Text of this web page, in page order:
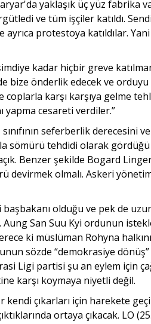
yaklaşık üç yüz fabrika
ve tüm işçiler katıldı.
protestoya katıldılar.
kadar hiçbir greve
bize önderlik edecek ve
karşı karşıya gelme
yapma cesareti verdiler.”
seferberlik derecesini
sömürü tehdidi olarak
Benzer şekilde Bogard
devirmek olmalı. Askeri
başbakanı olduğu ve pek de
San Suu Kyi ordunun
ki müslüman Rohyna
sözde “demokrasiye dönüş”
Ligi partisi şu an eylem için
karşı koymaya niyetli değil.
çıkarları için harekete
ortaya çıkacak. LO